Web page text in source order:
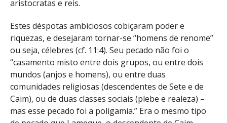
aristocratas e reis.
Estes déspotas ambiciosos cobiçaram poder e
riquezas, e desejaram tornar-se “homens de renome”
ou seja, célebres (cf. 11:4). Seu pecado não foi o
“casamento misto entre dois grupos, ou entre dois
mundos (anjos e homens), ou entre duas
comunidades religiosas (descendentes de Sete e de
Caim), ou de duas classes sociais (plebe e realeza) –
mas esse pecado foi a poligamia.” Era o mesmo tipo